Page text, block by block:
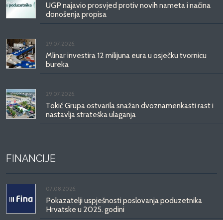
UGP najavio prosvjed protiv novih nameta i načina
donošenja propisa
29.07.2026.
Mlinar investira 12 milijuna eura u osječku tvornicu
bureka
29.07.2026.
Tokić Grupa ostvarila snažan dvoznamenkasti rast i
nastavlja strateška ulaganja
FINANCIJE
07.08.2026.
Pokazatelji uspješnosti poslovanja poduzetnika
Hrvatske u 2025. godini